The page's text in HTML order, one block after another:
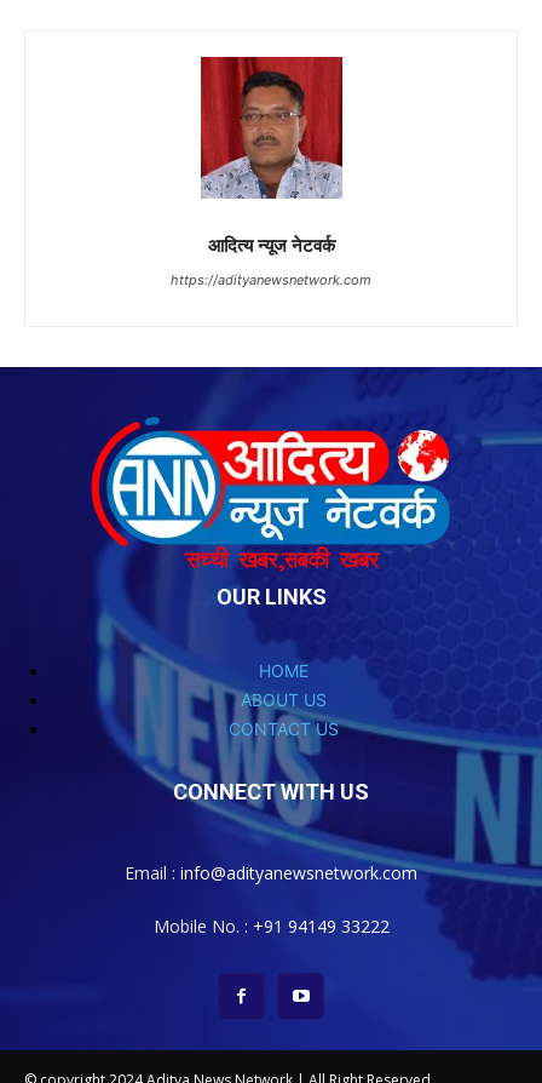
OUR LINKS
HOME
ABOUT US
CONTACT US
CONNECT WITH US
Email : info@adityanewsnetwork.com
Mobile No. : +91 94149 33222